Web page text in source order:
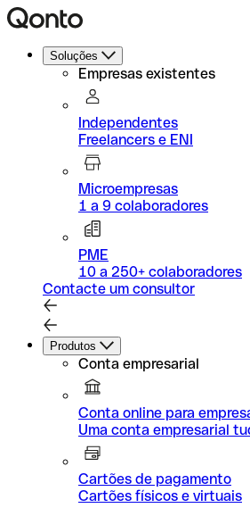
Soluções
Empresas existentes
Independentes
Freelancers e ENI
Microempresas
1 a 9 colaboradores
PME
10 a 250+ colaboradores
Contacte um consultor
Produtos
Conta empresarial
Conta online para
Uma conta empresarial
Cartões de pagamento
Cartões físicos e virtuais